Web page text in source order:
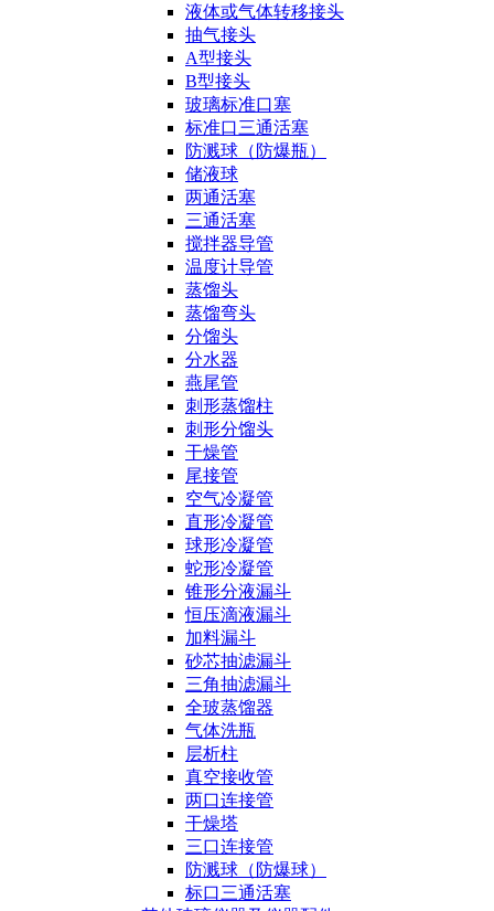
液体或气体转移接头
抽气接头
A型接头
B型接头
玻璃标准口塞
标准口三通活塞
防溅球（防爆瓶）
储液球
两通活塞
三通活塞
搅拌器导管
温度计导管
蒸馏头
蒸馏弯头
分馏头
分水器
燕尾管
刺形蒸馏柱
刺形分馏头
干燥管
尾接管
空气冷凝管
直形冷凝管
球形冷凝管
蛇形冷凝管
锥形分液漏斗
恒压滴液漏斗
加料漏斗
砂芯抽滤漏斗
三角抽滤漏斗
全玻蒸馏器
气体洗瓶
层析柱
真空接收管
两口连接管
干燥塔
三口连接管
防溅球（防爆球）
标口三通活塞